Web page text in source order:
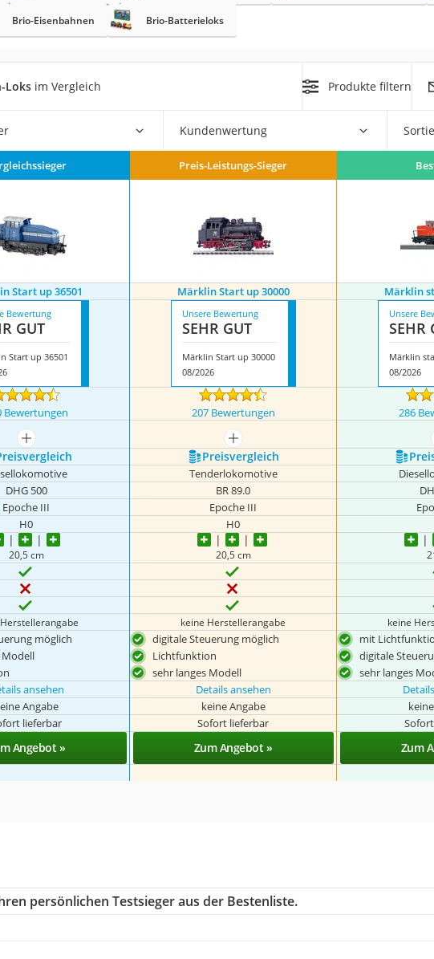
Koffer
Herren
Reiten
Brio-Eisenbahnen Brio-Batterieloks
Loks im Vergleich Produkte filtern
Kundenwertung
Preis-Leistungs-Sieger
Start up 36501 Märklin Start up 30000 Märklin
Bewertung
GUT
Start up 36501
Unsere Bewertung
SEHR GUT
Märklin Start up 30000
08/2026
Unsere
SEHR
Märklin
08/2026
Bewertungen 207 Bewertungen 286
mehr anzeigen mehr anzeigen
Preis­vergleich
Tenderlokomotive
DHG 500 BR 89.0
Epoche III Epoche III
H0 H0
20,5 cm 20,5 cm
keine Herstellerangabe keine
möglich
Modell
digitale Steuerung möglich
Lichtfunktion
sehr langes Modell
mit
digitale
sehr langes
ansehen Details ansehen
Angabe keine Angabe
lieferbar Sofort lieferbar
Angebot » Zum Angebot » Zum
persönlichen Testsieger aus der Bestenliste.